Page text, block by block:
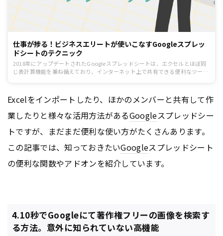
仕事が捗る！ビジネスエリートが使いこなすGoogleスプレッ
ドシートのテクニック
2018年にアップデートされたGoogleスプレッドシートは、エクセルとほぼ同
じ表計算機能を兼ね備えており、インターネット上で共有できる便利なツール
う。今回は、周囲と差をつけるGoogleスプレッドシートのテクニックをピッ
クアップして紹介します。
Excelをインポートしたり、ほかのメンバーと共有して作
業したりと様々な活用方法があるGoogleスプレッドシー
トですが、まだまだ便利な使い方がたくさんあります。
この記事では、知っておきたいGoogleスプレッドシート
の便利な関数やアドオンを紹介しています。
4.10秒でGoogleにて著作権フリーの画像を検索す
る方法。意外に知られていない高機能